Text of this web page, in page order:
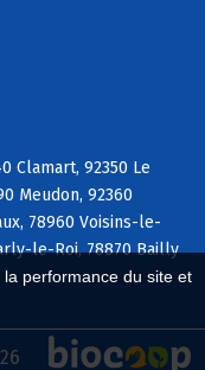
performance du site et
Clamart, 92350 Le
Meudon, 92360
78960 Voisins-le-
le-Roi, 78870 Bailly